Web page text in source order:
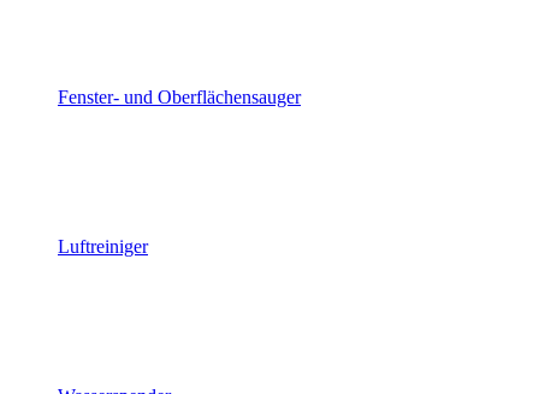
Fenster- und Oberflächensauger
Luftreiniger